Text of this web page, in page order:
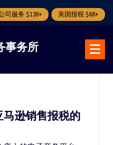
司服务 $138+ 美国报税 $68+
事务所
逊销售报税的